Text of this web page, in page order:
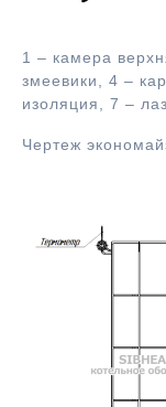
1 – камера
змеевики, 4 –
изоляция, 7 –
Чертеж